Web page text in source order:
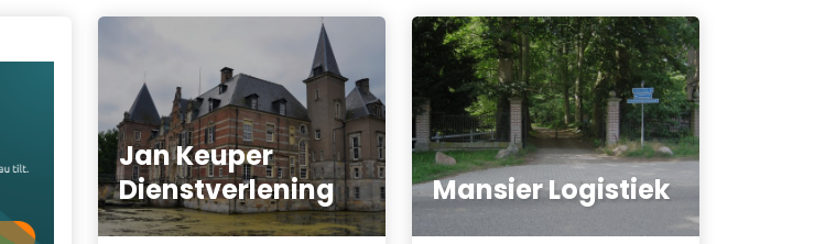
Jan Keuper
Dienstverlening
Mansier Logistiek